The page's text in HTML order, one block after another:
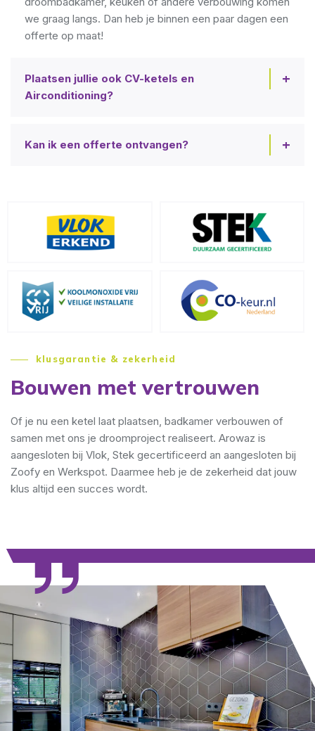
we graag langs. Dan heb je binnen een paar dagen een
offerte op maat!
Plaatsen jullie ook CV-ketels en
Airconditioning?
Kan ik een offerte ontvangen?
klusgarantie & zekerheid
Bouwen met vertrouwen
Of je nu een ketel laat plaatsen, badkamer verbouwen of
samen met ons je droomproject realiseert. Arowaz is
aangesloten bij Vlok, Stek gecertificeerd an aangesloten bij
Zoofy en Werkspot. Daarmee heb je de zekerheid dat jouw
klus altijd een succes wordt.